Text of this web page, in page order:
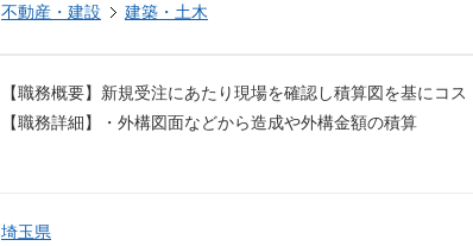
不動産・建設 建築・土木
【職務概要】新規受注にあたり現場を確認し積算図を基にコス
【職務詳細】・外構図面などから造成や外構金額の積算
埼玉県